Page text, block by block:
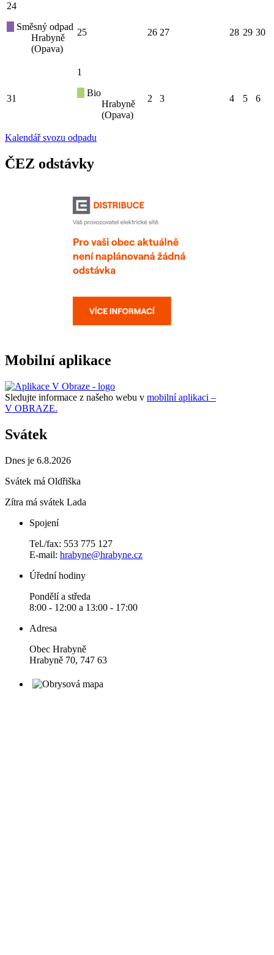
24
Směsný odpad
Hrabyně
(Opava)
25 26 27 28 29 30
31
1
Bio
Hrabyně
(Opava)
2 3 4 5 6
Kalendář svozu odpadu
ČEZ odstávky
Mobilní aplikace
Sledujte informace z našeho webu v mobilní aplikaci –
V OBRAZE.
Svátek
Dnes je 6.8.2026
Svátek má Oldřiška
Zítra má svátek Lada
Spojení
Tel./fax: 553 775 127
E-mail: hrabyne@hrabyne.cz
Úřední hodiny
Pondělí a středa
8:00 - 12:00 a 13:00 - 17:00
Adresa
Obec Hrabyně
Hrabyně 70, 747 63